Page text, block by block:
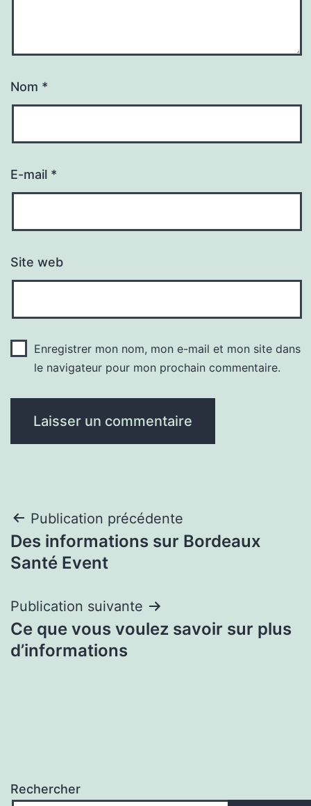
Nom *
E-mail *
Site web
Enregistrer mon nom, mon e-mail et mon site dans
le navigateur pour mon prochain commentaire.
Navigation
de
Publication précédente
Des informations sur Bordeaux
Santé Event
Publication suivante
Ce que vous voulez savoir sur plus
d’informations
Rechercher